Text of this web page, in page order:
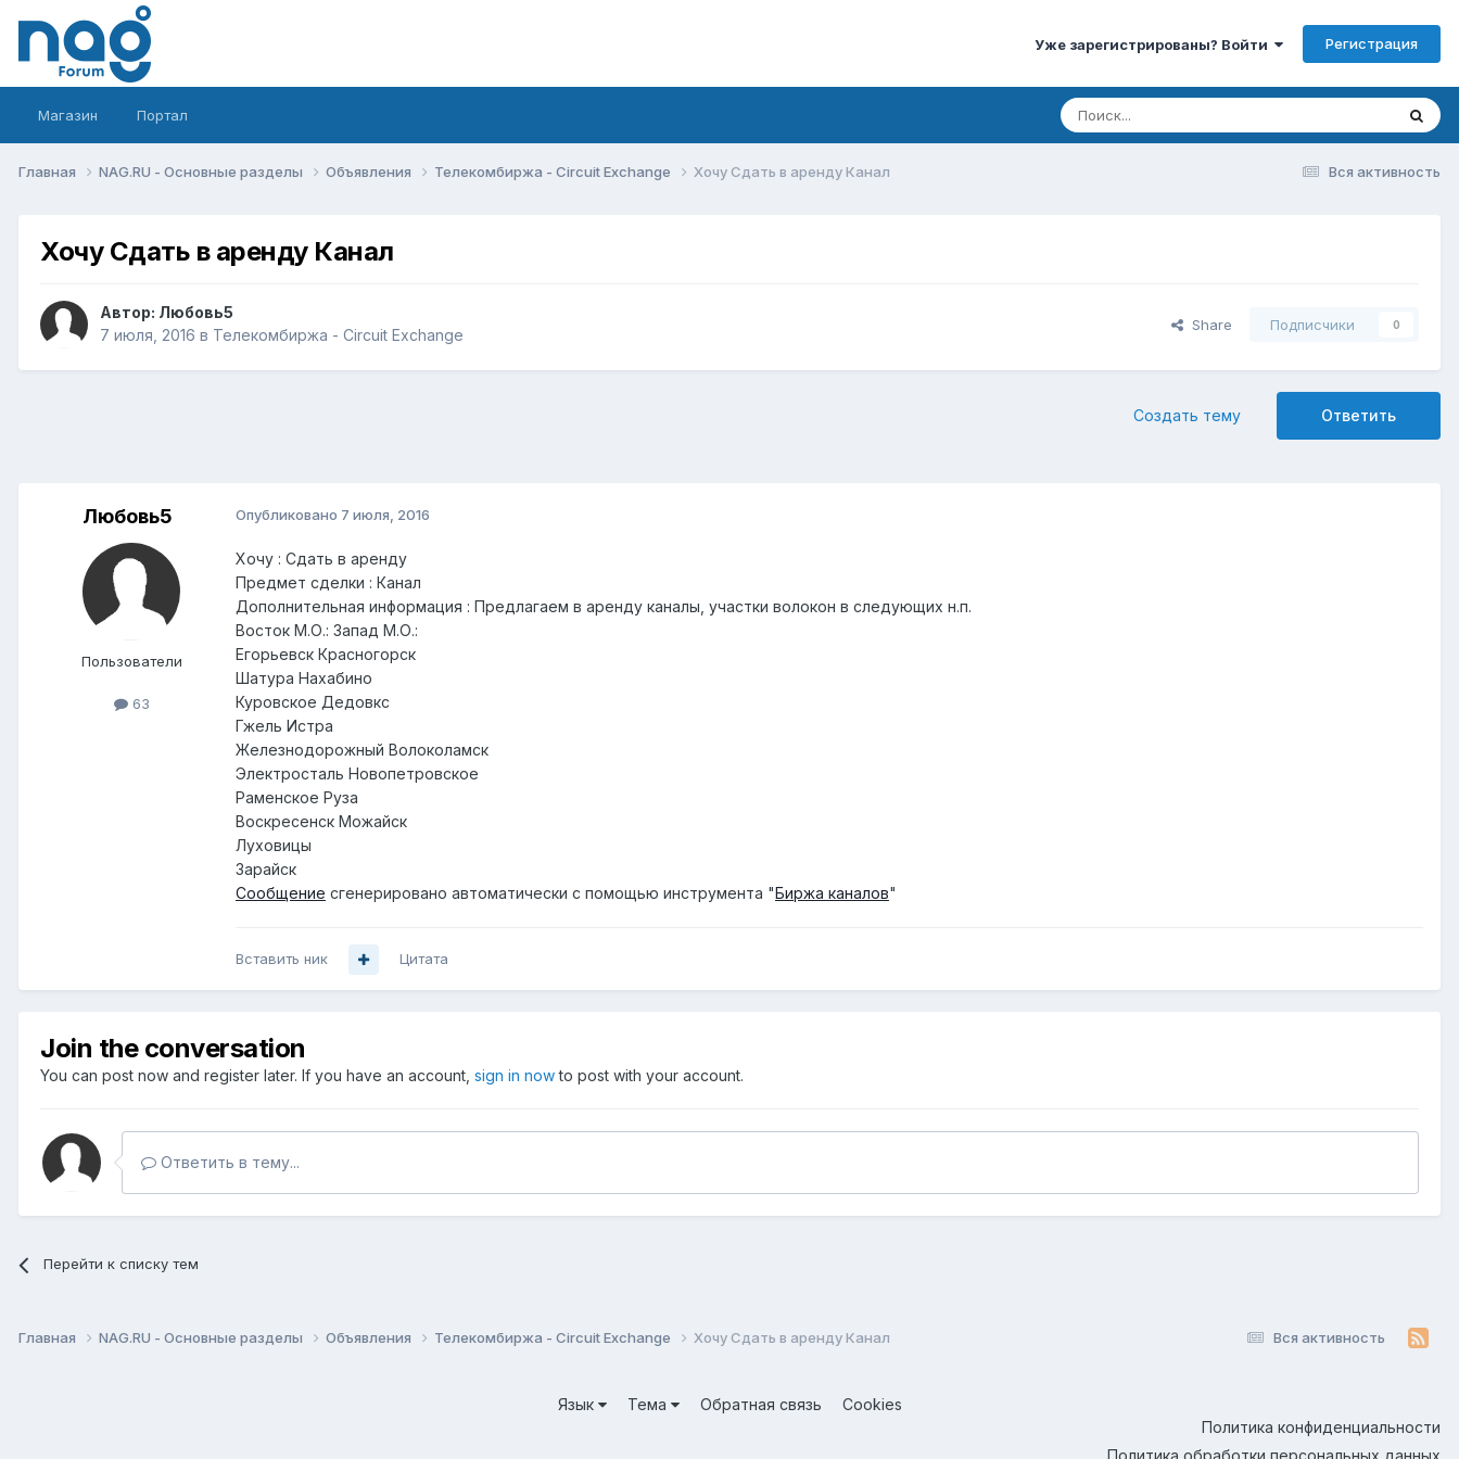
Уже зарегистрированы? Войти Регистрация
Магазин Портал
Вся активность
Главная NAG.RU - Основные разделы Объявления Телекомбиржа - Circuit Exchange Хочу Сдать в аренду Канал
Хочу Сдать в аренду Канал
Автор: Любовь5
7 июля, 2016 в Телекомбиржа - Circuit Exchange
Share Подписчики 0
Ответить
Создать тему
Любовь5
Пользователи
63
Опубликовано 7 июля, 2016
Хочу : Сдать в аренду
Предмет сделки : Канал
Дополнительная информация : Предлагаем в аренду каналы, участки волокон в следующих н.п.
Восток М.О.: Запад М.О.:
Егорьевск Красногорск
Шатура Нахабино
Куровское Дедовкс
Гжель Истра
Железнодорожный Волоколамск
Электросталь Новопетровское
Раменское Руза
Воскресенск Можайск
Луховицы
Зарайск
Сообщение сгенерировано автоматически с помощью инструмента "Биржа каналов"
Вставить ник Цитата
Join the conversation
You can post now and register later. If you have an account, sign in nowto post with your account.
Ответить в тему...
Перейти к списку тем
Вся активность
Главная NAG.RU - Основные разделы Объявления Телекомбиржа - Circuit Exchange Хочу Сдать в аренду Канал
Язык Тема Обратная связь
Cookies
Политика конфиденциальности
Политика обработки персональных данных